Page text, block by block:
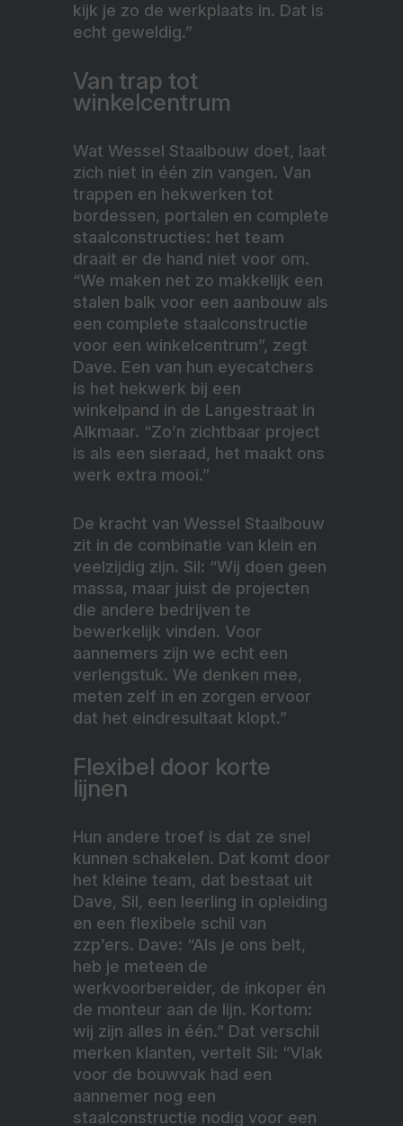
kijk je zo de werkplaats in. Dat is
echt geweldig.”
Van trap tot
winkelcentrum
Wat Wessel Staalbouw doet, laat
zich niet in één zin vangen. Van
trappen en hekwerken tot
bordessen, portalen en complete
staalconstructies: het team
draait er de hand niet voor om.
“We maken net zo makkelijk een
stalen balk voor een aanbouw als
een complete staalconstructie
voor een winkelcentrum”, zegt
Dave. Een van hun eyecatchers
is het hekwerk bij een
winkelpand in de Langestraat in
Alkmaar. “Zo’n zichtbaar project
is als een sieraad, het maakt ons
werk extra mooi.”
De kracht van Wessel Staalbouw
zit in de combinatie van klein en
veelzijdig zijn. Sil: “Wij doen geen
massa, maar juist de projecten
die andere bedrijven te
bewerkelijk vinden. Voor
aannemers zijn we echt een
verlengstuk. We denken mee,
meten zelf in en zorgen ervoor
dat het eindresultaat klopt.”
Flexibel door korte
lijnen
Hun andere troef is dat ze snel
kunnen schakelen. Dat komt door
het kleine team, dat bestaat uit
Dave, Sil, een leerling in opleiding
en een flexibele schil van
zzp’ers. Dave: “Als je ons belt,
heb je meteen de
werkvoorbereider, de inkoper én
de monteur aan de lijn. Kortom:
wij zijn alles in één.” Dat verschil
merken klanten, vertelt Sil: “Vlak
voor de bouwvak had een
aannemer nog een
staalconstructie nodig voor een